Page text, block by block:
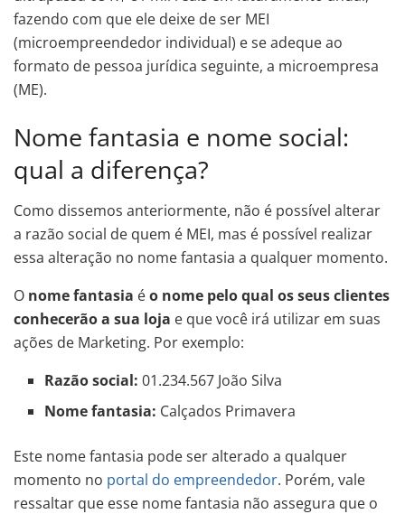
fazendo com que ele deixe de ser MEI
(microempreendedor individual) e se adeque ao
formato de pessoa jurídica seguinte, a microempresa
(ME).
Nome fantasia e nome social:
qual a diferença?
Como dissemos anteriormente, não é possível alterar
a razão social de quem é MEI, mas é possível realizar
essa alteração no nome fantasia a qualquer momento.
O nome fantasia éo nome pelo qual os seus clientes
conhecerão a sua loja e que você irá utilizar em suas
ações de Marketing. Por exemplo:
Razão social: 01.234.567 João Silva
Nome fantasia: Calçados Primavera
Este nome fantasia pode ser alterado a qualquer
momento no portal do empreendedor. Porém, vale
ressaltar que esse nome fantasia não assegura que o